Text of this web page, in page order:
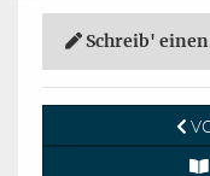
Schreib'